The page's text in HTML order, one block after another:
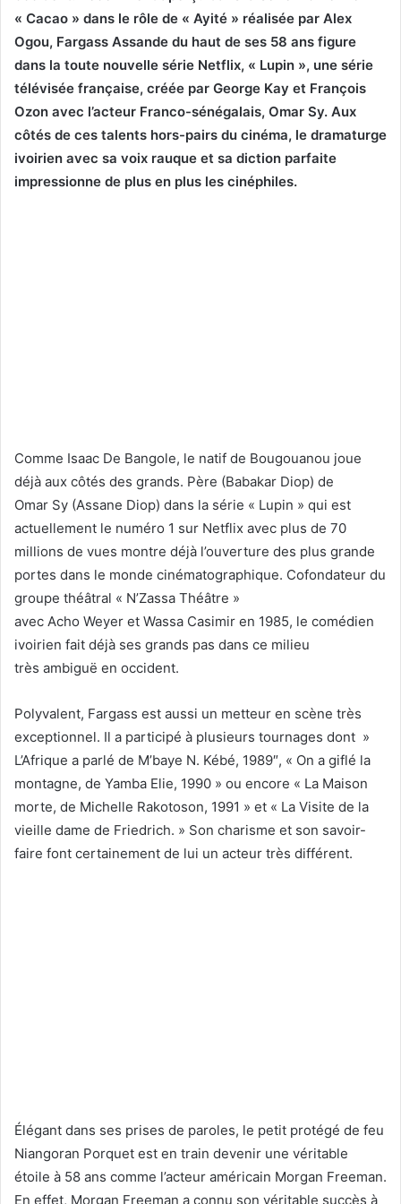
« Cacao » dans le rôle de « Ayité » réalisée par Alex
Ogou, Fargass Assande du haut de ses 58 ans figure
dans la toute nouvelle série Netflix, « Lupin », une série
télévisée française, créée par George Kay et François
Ozon avec l’acteur Franco-sénégalais, Omar Sy. Aux
côtés de ces talents hors-pairs du cinéma, le dramaturge
ivoirien avec sa voix rauque et sa diction parfaite
impressionne de plus en plus les cinéphiles.
Comme Isaac De Bangole, le natif de Bougouanou joue
déjà aux côtés des grands. Père (Babakar Diop) de
Omar Sy (Assane Diop) dans la série « Lupin » qui est
actuellement le numéro 1 sur Netflix avec plus de 70
millions de vues montre déjà l’ouverture des plus grande
portes dans le monde cinématographique. Cofondateur du
groupe théâtral « N’Zassa Théâtre »
avec Acho Weyer et Wassa Casimir en 1985, le comédien
ivoirien fait déjà ses grands pas dans ce milieu
très ambiguë en occident.
Polyvalent, Fargass est aussi un metteur en scène très
exceptionnel. Il a participé à plusieurs tournages dont »
L’Afrique a parlé de M’baye N. Kébé, 1989″, « On a giflé la
montagne, de Yamba Elie, 1990 » ou encore « La Maison
morte, de Michelle Rakotoson, 1991 » et « La Visite de la
vieille dame de Friedrich. » Son charisme et son savoir-
faire font certainement de lui un acteur très différent.
Élégant dans ses prises de paroles, le petit protégé de feu
Niangoran Porquet est en train devenir une véritable
étoile à 58 ans comme l’acteur américain Morgan Freeman.
En effet, Morgan Freeman a connu son véritable succès à